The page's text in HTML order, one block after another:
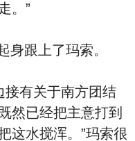
。”
跟上了玛索。
有关于南方团结
然已经把主意打到
这水搅浑。”玛索很